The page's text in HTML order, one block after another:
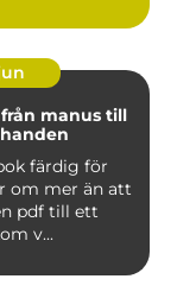
färdig för
om mer än att
pdf till ett
v...